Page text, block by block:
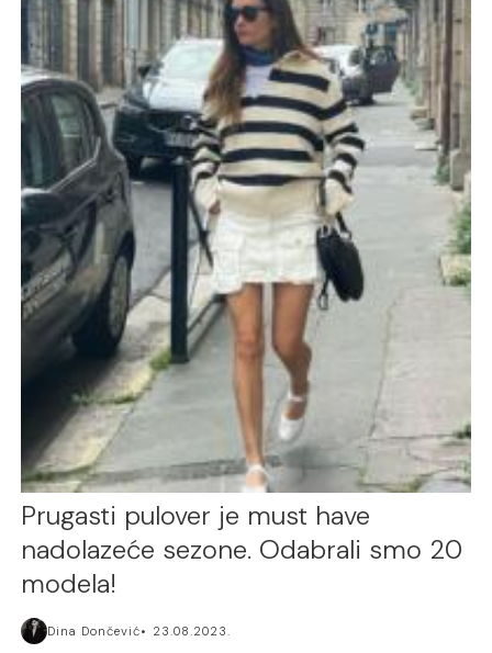
Prugasti pulover je must have
nadolazeće sezone. Odabrali smo 20
modela!
Dina Dončević 23.08.2023.